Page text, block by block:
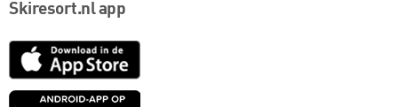
Skiresort.nl app
App
Google